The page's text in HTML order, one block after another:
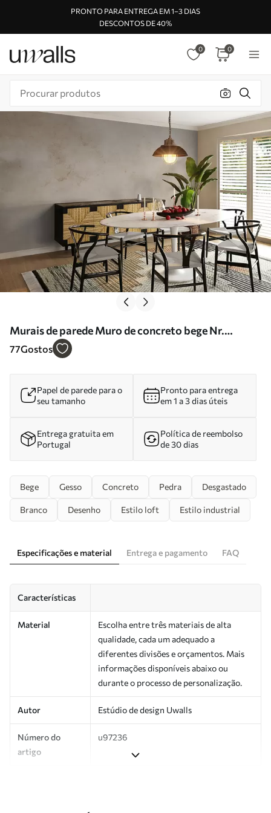
PRONTO PARA ENTREGA EM 1–3 DIAS
DESCONTOS DE 40%
0 0
Murais de parede Muro de concreto bege Nr.
u97236
77Gostos
Papel de parede para o
seu tamanho
Pronto para entrega
em 1 a 3 dias úteis
Entrega gratuita em
Portugal
Política de reembolso
de 30 dias
Bege Gesso Concreto Pedra Desgastado
Branco Desenho Estilo loft Estilo industrial
Especificações e material Entrega e pagamento FAQ
Características
Material
Escolha entre três materiais de alta
qualidade, cada um adequado a
diferentes divisões e orçamentos. Mais
informações disponíveis abaixo ou
durante o processo de personalização.
Autor Estúdio de design Uwalls
Número do
artigo
u97236